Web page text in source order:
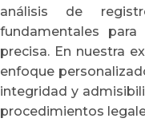
análisis de
fundamentales
precisa. En nuestra
enfoque
integridad y
procedimientos